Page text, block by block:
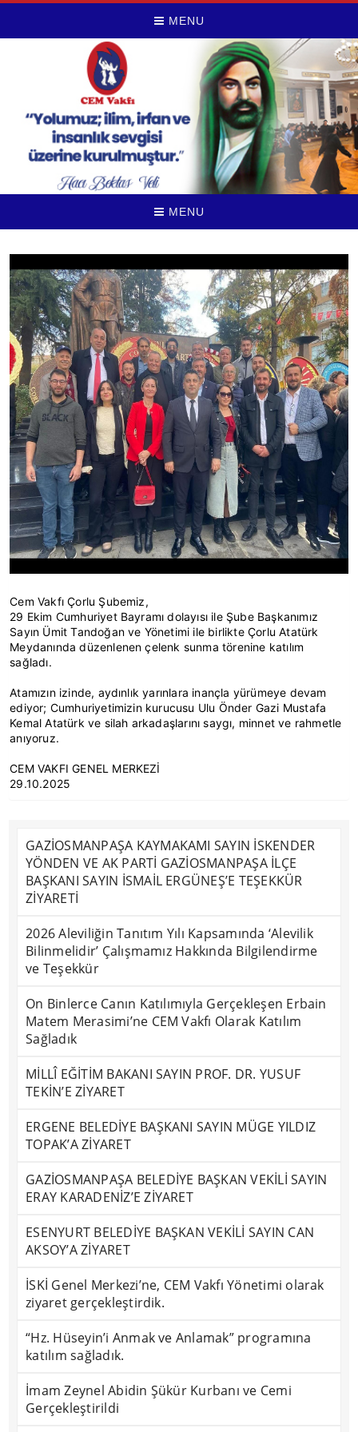
MENU
MENU
Cem Vakfı Çorlu Şubemiz,
29 Ekim Cumhuriyet Bayramı dolayısı ile Şube Başkanımız
Sayın Ümit Tandoğan ve Yönetimi ile birlikte Çorlu Atatürk
Meydanında düzenlenen çelenk sunma törenine katılım
sağladı.
Atamızın izinde, aydınlık yarınlara inançla yürümeye devam
ediyor; Cumhuriyetimizin kurucusu Ulu Önder Gazi Mustafa
Kemal Atatürk ve silah arkadaşlarını saygı, minnet ve rahmetle
anıyoruz.
CEM VAKFI GENEL MERKEZİ
29.10.2025
GAZİOSMANPAŞA KAYMAKAMI SAYIN İSKENDER
YÖNDEN VE AK PARTİ GAZİOSMANPAŞA İLÇE
BAŞKANI SAYIN İSMAİL ERGÜNEŞ’E TEŞEKKÜR
ZİYARETİ
2026 Aleviliğin Tanıtım Yılı Kapsamında ‘Alevilik
Bilinmelidir’ Çalışmamız Hakkında Bilgilendirme
ve Teşekkür
On Binlerce Canın Katılımıyla Gerçekleşen Erbain
Matem Merasimi’ne CEM Vakfı Olarak Katılım
Sağladık
MİLLÎ EĞİTİM BAKANI SAYIN PROF. DR. YUSUF
TEKİN’E ZİYARET
ERGENE BELEDİYE BAŞKANI SAYIN MÜGE YILDIZ
TOPAK’A ZİYARET
GAZİOSMANPAŞA BELEDİYE BAŞKAN VEKİLİ SAYIN
ERAY KARADENİZ’E ZİYARET
ESENYURT BELEDİYE BAŞKAN VEKİLİ SAYIN CAN
AKSOY’A ZİYARET
İSKİ Genel Merkezi’ne, CEM Vakfı Yönetimi olarak
ziyaret gerçekleştirdik.
“Hz. Hüseyin’i Anmak ve Anlamak” programına
katılım sağladık.
İmam Zeynel Abidin Şükür Kurbanı ve Cemi
Gerçekleştirildi